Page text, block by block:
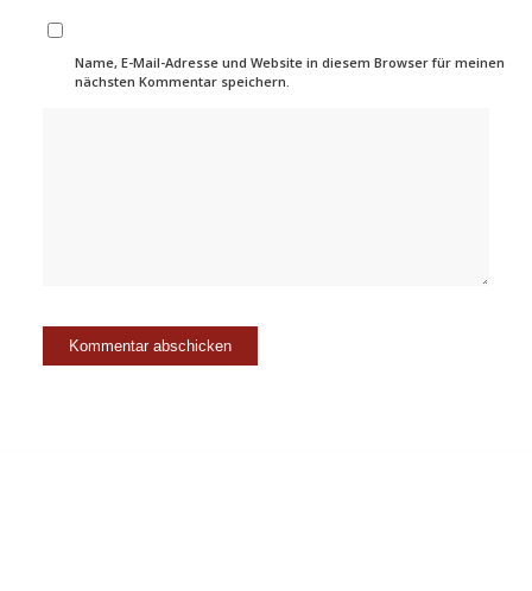
Name, E-Mail-Adresse und Website in diesem Browser für meinen
nächsten Kommentar speichern.